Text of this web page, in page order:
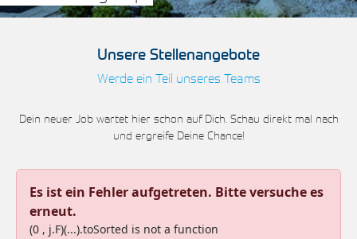
Unsere Stellenangebote
Werde ein Teil unseres Teams
Dein neuer Job wartet hier schon auf Dich. Schau direkt mal nach
und ergreife Deine Chance!
Es ist ein Fehler aufgetreten. Bitte versuche es
erneut.
(0 , j.F)(...).toSorted is not a function